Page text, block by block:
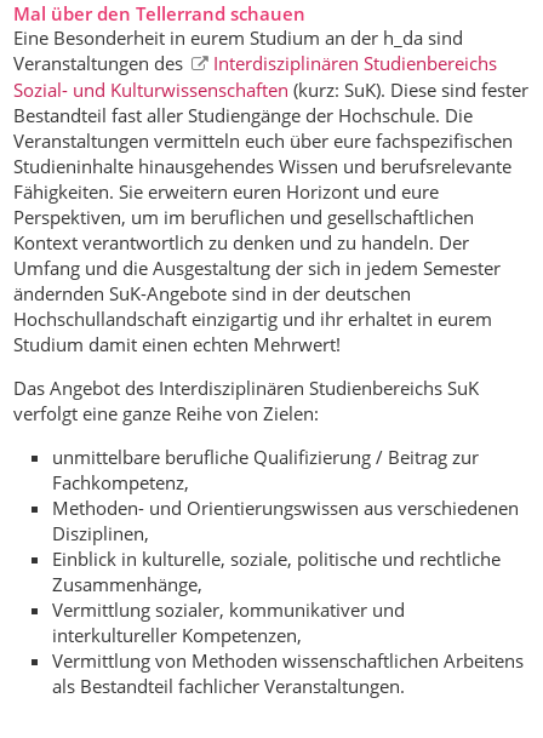
Mal über den Tellerrand schauen
Eine Besonderheit in eurem Studium an der h_da sind
Veranstaltungen des
Interdisziplinären Studienbereichs
Sozial- und Kulturwissenschaften(kurz: SuK). Diese sind fester
Bestandteil fast aller Studiengänge der Hochschule. Die
Veranstaltungen vermitteln euch über eure fachspezifischen
Studieninhalte hinausgehendes Wissen und berufsrelevante
Fähigkeiten. Sie erweitern euren Horizont und eure
Perspektiven, um im beruflichen und gesellschaftlichen
Kontext verantwortlich zu denken und zu handeln. Der
Umfang und die Ausgestaltung der sich in jedem Semester
ändernden SuK-Angebote sind in der deutschen
Hochschullandschaft einzigartig und ihr erhaltet in eurem
Studium damit einen echten Mehrwert!
Das Angebot des Interdisziplinären Studienbereichs SuK
verfolgt eine ganze Reihe von Zielen:
unmittelbare berufliche Qualifizierung / Beitrag zur
Fachkompetenz,
Methoden- und Orientierungswissen aus verschiedenen
Disziplinen,
Einblick in kulturelle, soziale, politische und rechtliche
Zusammenhänge,
Vermittlung sozialer, kommunikativer und
interkultureller Kompetenzen,
Vermittlung von Methoden wissenschaftlichen Arbeitens
als Bestandteil fachlicher Veranstaltungen.